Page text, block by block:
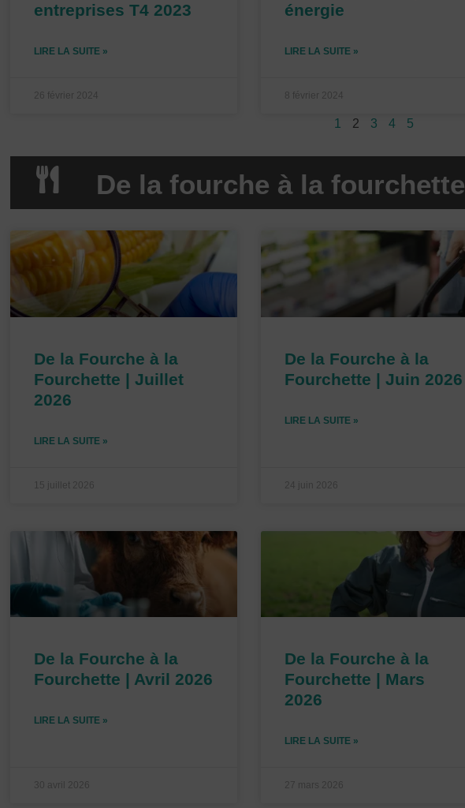
entreprises T4 2023
LIRE LA SUITE »
26 février 2024
énergie
LIRE LA SUITE »
8 février 2024
1 2 3 4 5
De la fourche à la fourchette
De la Fourche à la
Fourchette | Juillet
2026
LIRE LA SUITE »
15 juillet 2026
De la Fourche à la
Fourchette | Juin 2026
LIRE LA SUITE »
24 juin 2026
De la Fourche à la
Fourchette | Avril 2026
LIRE LA SUITE »
30 avril 2026
De la Fourche à la
Fourchette | Mars
2026
LIRE LA SUITE »
27 mars 2026
P
e
g
a